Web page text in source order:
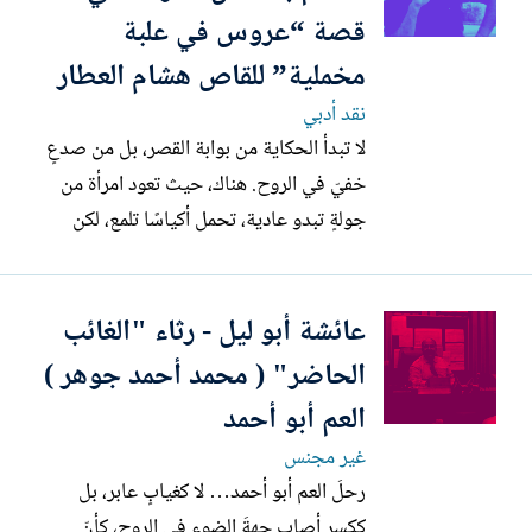
نسيها...
قصة “عروس في علبة
مخملية” للقاص هشام العطار
نقد أدبي
لا تبدأ الحكاية من بوابة القصر، بل من صدعٍ
خفيّ في الروح. هناك، حيث تعود امرأة من
جولةٍ تبدو عادية، تحمل أكياسًا تلمع، لكن
والحارس، ببروده المهذّب، لا يسلّمها كتيّب
تصميم، بل يضع بين يديها مفاتيح قدرٍ
مؤجّل،...
عائشة أبو ليل - رثاء "الغائب
الحاضر" ( محمد أحمد جوهر )
العم أبو أحمد
غير مجنس
رحلَ العم أبو أحمد… لا كغيابٍ عابر، بل